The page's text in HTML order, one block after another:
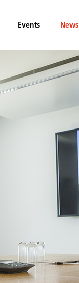
Events News